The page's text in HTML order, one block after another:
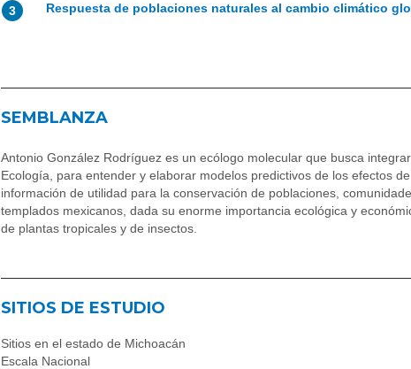
3 Respuesta de poblaciones naturales al cambio climático
SEMBLANZA
Antonio González Rodríguez es un ecólogo molecular que busca
Ecología, para entender y elaborar modelos predictivos de los efectos
información de utilidad para la conservación de poblaciones,
templados mexicanos, dada su enorme importancia ecológica y
de plantas tropicales y de insectos.
SITIOS DE ESTUDIO
Sitios en el estado de Michoacán
Escala Nacional